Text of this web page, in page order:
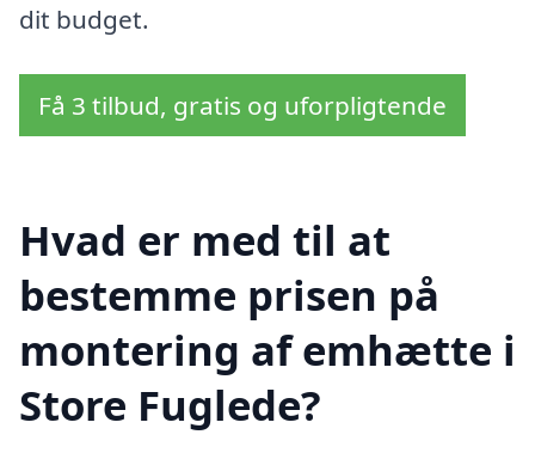
dit budget.
Få 3 tilbud, gratis og uforpligtende
Hvad er med til at
bestemme prisen på
montering af emhætte i
Store Fuglede?